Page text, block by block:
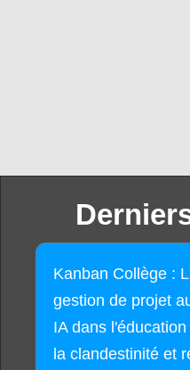
Kanban Collège :
gestion de projet
IA dans
la clandestinité et